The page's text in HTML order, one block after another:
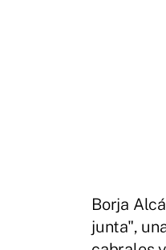
Borja
junta",